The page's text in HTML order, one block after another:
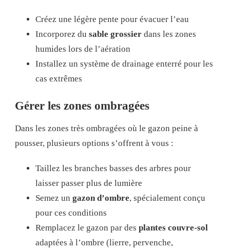
Créez une légère pente pour évacuer l’eau
Incorporez du sable grossier dans les zones
humides lors de l’aération
Installez un système de drainage enterré pour les
cas extrêmes
Gérer les zones ombragées
Dans les zones très ombragées où le gazon peine à
pousser, plusieurs options s’offrent à vous :
Taillez les branches basses des arbres pour
laisser passer plus de lumière
Semez un gazon d’ombre, spécialement conçu
pour ces conditions
Remplacez le gazon par des plantes couvre-sol
adaptées à l’ombre (lierre, pervenche,